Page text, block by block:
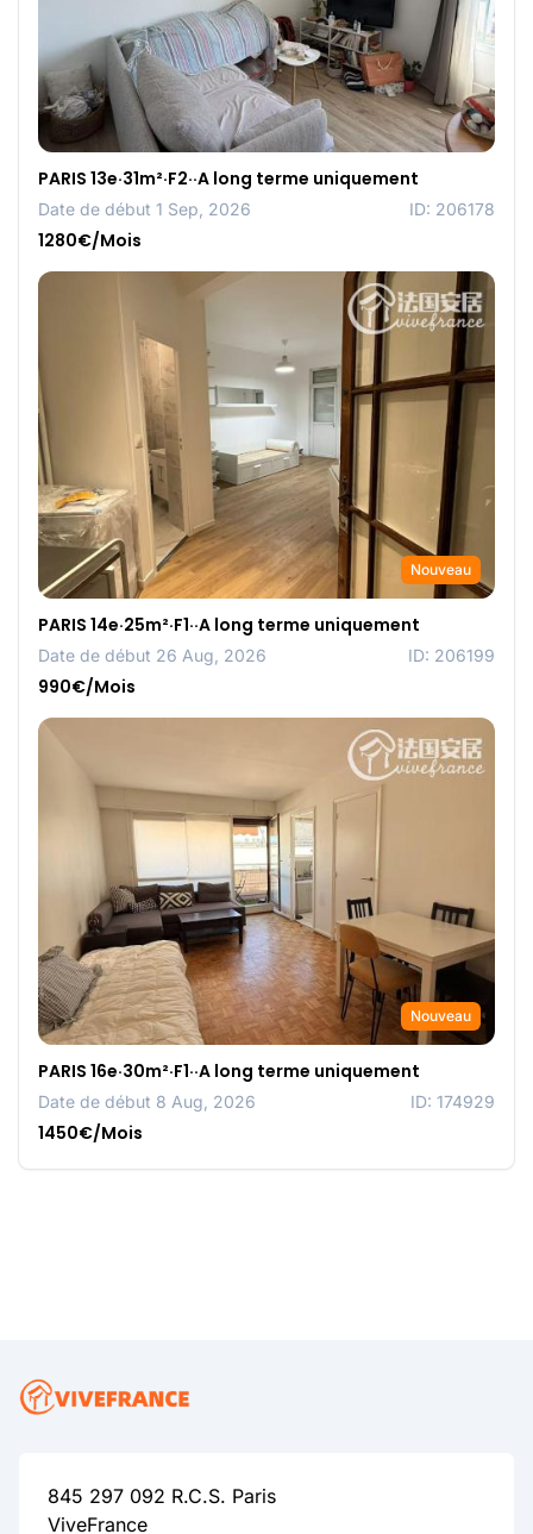
PARIS 13e·31m²·F2··A long terme uniquement
Date de début 1 Sep, 2026 ID: 206178
1280€/Mois
Nouveau
PARIS 14e·25m²·F1··A long terme uniquement
Date de début 26 Aug, 2026 ID: 206199
990€/Mois
Nouveau
PARIS 16e·30m²·F1··A long terme uniquement
Date de début 8 Aug, 2026 ID: 174929
1450€/Mois
845 297 092 R.C.S. Paris
ViveFrance